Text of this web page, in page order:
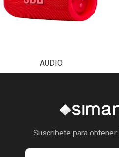
AUDIO
Suscribete para